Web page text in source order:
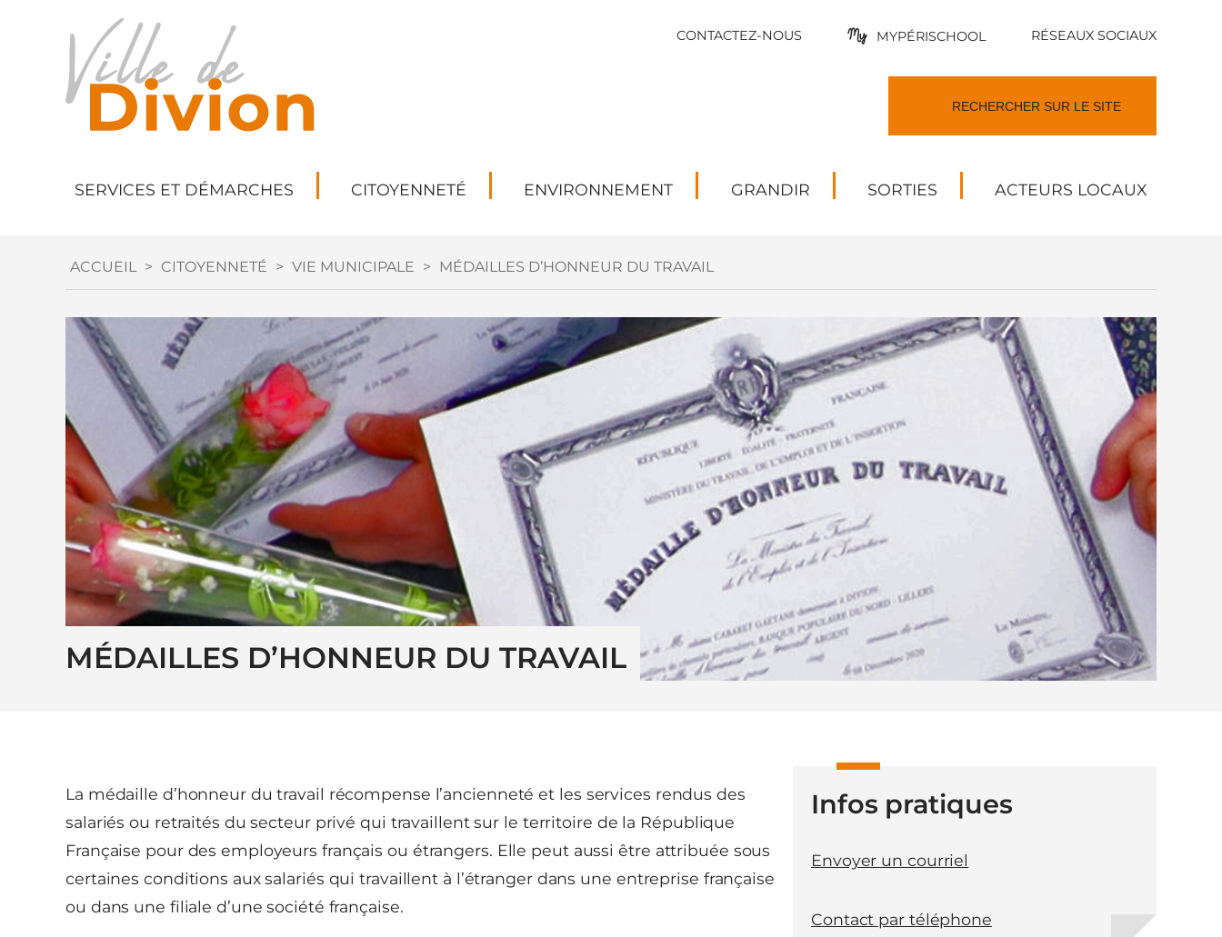
CONTACTEZ-NOUS MYPÉRISCHOOL RÉSEAUX SOCIAUX
SERVICES ET DÉMARCHES CITOYENNETÉ ENVIRONNEMENT GRANDIR SORTIES ACTEURS LOCAUX
ACCUEIL > CITOYENNETÉ > VIE MUNICIPALE > MÉDAILLES D’HONNEUR DU TRAVAIL
MÉDAILLES D’HONNEUR DU TRAVAIL
La médaille d’honneur du travail récompense l’ancienneté et les services rendus des
salariés ou retraités du secteur privé qui travaillent sur le territoire de la République
Française pour des employeurs français ou étrangers. Elle peut aussi être attribuée sous
certaines conditions aux salariés qui travaillent à l’étranger dans une entreprise française
ou dans une filiale d’une société française.
Infos pratiques
Envoyer un courriel
Contact par téléphone